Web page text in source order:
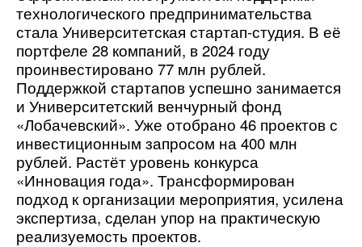
технологического предпринимательства
стала Университетская стартап-студия. В её
портфеле 28 компаний, в 2024 году
проинвестировано 77 млн рублей.
Поддержкой стартапов успешно занимается
и Университетский венчурный фонд
«Лобачевский». Уже отобрано 46 проектов с
инвестиционным запросом на 400 млн
рублей. Растёт уровень конкурса
«Инновация года». Трансформирован
подход к организации мероприятия, усилена
экспертиза, сделан упор на практическую
реализуемость проектов.